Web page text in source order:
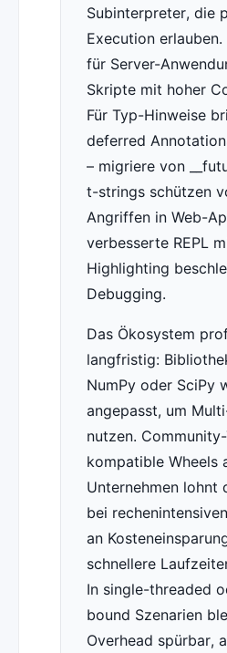
Subinterpreter, die
Execution
für Server-
Skripte mit hoher
Für Typ-Hinweise
deferred
– migriere von
t-strings schützen
Angriffen in Web-
verbesserte REPL
Highlighting
Debugging.
Das Ökosystem
langfristig:
NumPy oder SciPy
angepasst, um
nutzen.
kompatible Wheels
Unternehmen lohnt
bei
an
schnellere
In single-threaded
bound Szenarien
Overhead spürbar,